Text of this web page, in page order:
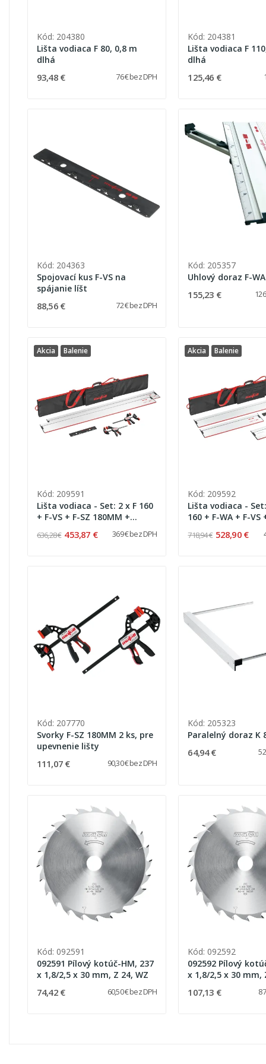
Kód: 204380
Lišta vodiaca F 80, 0,8 m
dlhá
93,48 € 76 € bez DPH
Kód: 204381
Lišta vodiaca F
dlhá
125,46 €
Kód: 204363
Spojovací kus F-VS na
spájanie líšt
88,56 € 72 € bez DPH
Kód: 205357
Uhlový doraz F-WA
155,23 €
Akcia Balenie
Kód: 209591
Lišta vodiaca - Set: 2 x F 160
+ F-VS + F-SZ 180MM +
636,28 € 453,87 € 369 € bez DPH
Akcia Balenie
Kód: 209592
Lišta vodiaca -
160 + F-WA + F-VS
718,94 € 528,90 €
Kód: 207770
Svorky F-SZ 180MM 2 ks, pre
upevnenie lišty
111,07 € 90,30 € bez DPH
Kód: 205323
Paralelný doraz K
64,94 €
Kód: 092591
092591 Pílový kotúč-HM, 237
x 1,8/2,5 x 30 mm, Z 24, WZ
74,42 € 60,50 € bez DPH
Kód: 092592
092592 Pílový
x 1,8/2,5 x 30 mm,
107,13 €